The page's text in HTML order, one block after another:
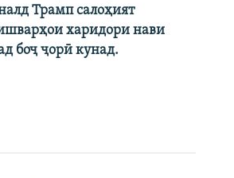
Трамп салоҳият
харидори нави
боҷ ҷорӣ кунад.